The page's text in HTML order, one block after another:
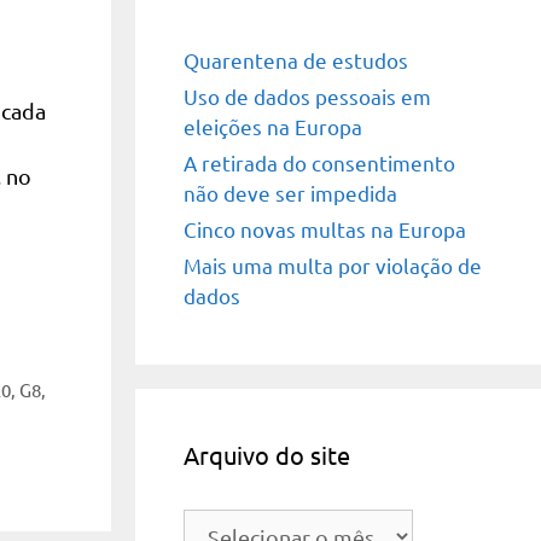
no
, G8,
Quarentena de estudos
Uso de dados pessoais em
eleições na Europa
A retirada do consentimento
não deve ser impedida
Cinco novas multas na Europa
Mais uma multa por violação de
dados
Arquivo do site
Arquivo